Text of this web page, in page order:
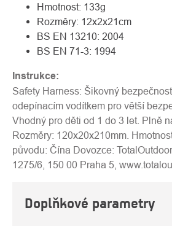
Hmotnost: 133g
Rozměry: 12x2x21cm
BS EN 13210: 2004
BS EN 71-3: 1994
Instrukce:
Safety Harness: Šikovný
odepínacím vodítkem pro větší
Vhodný pro děti od 1 do 3 let. Plně
Rozměry: 120x20x210mm.
původu: Čína Dovozce:
1275/6, 150 00 Praha 5,
Doplňkové parametry